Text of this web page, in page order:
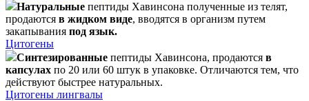
Натуральные пептиды Хавинсона полученные из телят,
продаются в жидком виде, вводятся в организм путем
закапывания под язык.
Цитогены
Синтезированные пептиды Хавинсона, продаются в
капсулах по 20 или 60 штук в упаковке. Отличаются тем, что
действуют быстрее натуральных.
Цитогены лингвалы